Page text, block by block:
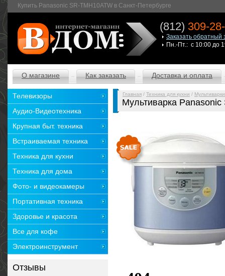
Купить Panasonic SR-TMH10ATW в Санкт-Петербурге
(812) 309-
Заказать обратный
Пн.-Пт.: с 10:00 до
О магазине Как заказать Доставка и оплата
Главная / Техника для кухни / Мультиварки
Мультиварка Panasonic
Телевизоры
Аудио-Видеотехника
Крупная быт. техника
Встраиваемая техника
Техника для кухни
Техника для дома
Фото- и видеокамеры
Портативная техника
Здоровье и красота
Все для кофе
Электроинструмент
Отзывы